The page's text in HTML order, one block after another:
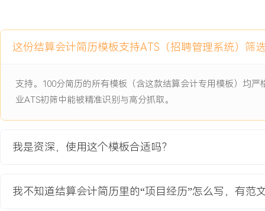
主动离职，希望有更多的工作挑战和涨薪机会。
项目经历
致处理效率低下，错误率高，服务XXX家子公司时，每月结算延迟达
项目职责：
这份结算会计简历模板支持ATS（招聘管理系统）筛
支持。100分简历的所有模板（含这款结算会计专用模板）均
业ATS初筛中能被精准识别与高分抓取。
我是资深，使用这个模板合适吗？
我不知道结算会计简历里的“项目经历”怎么写，有范